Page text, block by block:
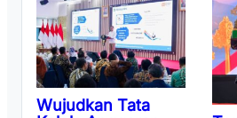
Wujudkan Tata